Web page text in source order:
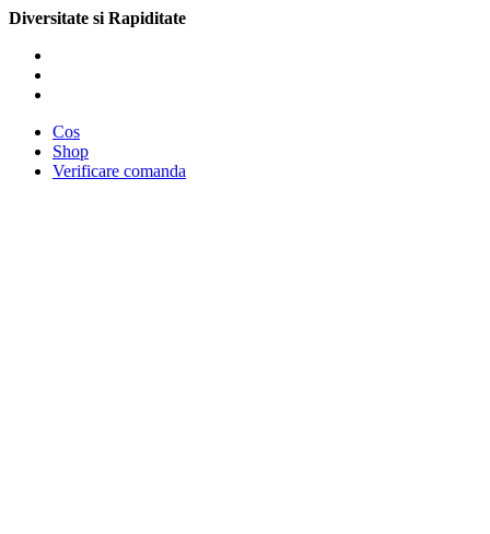
Diversitate si Rapiditate
Cos
Shop
Verificare comanda